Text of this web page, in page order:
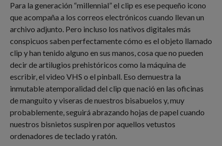
Para la generación “millennial” el clip es ese pequeño icono
que acompaña a los correos electrónicos cuando llevan un
archivo adjunto. Pero incluso los nativos digitales más
conspicuos saben perfectamente cómo es el objeto llamado
clip y han tenido alguno en sus manos, cosa que no pueden
decir de artilugios prehistóricos como la máquina de
escribir, el video VHS o el pinball. Eso demuestra la
inmutable atemporalidad del clip que nació en las oficinas
de manguito y viseras de nuestros bisabuelos y, muy
probablemente, seguirá abrazando hojas de papel cuando
nuestros bisnietos suspiren por aquellos vetustos
ordenadores de teclado y ratón.